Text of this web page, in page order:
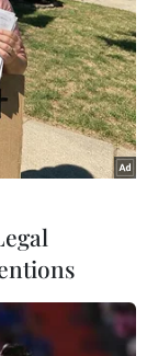
nếu bị